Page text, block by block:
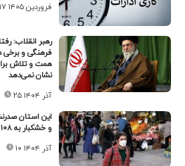
۱۷ فروردین ۱۴۰۵
رهبر انقلاب:
فرهنگی و
همت و تلاش
نشان نمی‌دهد
۲۵ آذر ۱۴۰۴
این استان
و خشکبار به ۱۰۸ درصد رسید
۱۰ آذر ۱۴۰۴